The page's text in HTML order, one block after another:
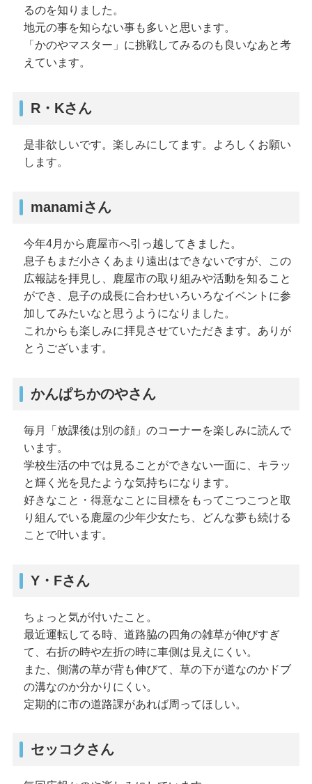
るのを知りました。
地元の事を知らない事も多いと思います。
「かのやマスター」に挑戦してみるのも良いなあと考
えています。
R・Kさん
是非欲しいです。楽しみにしてます。よろしくお願い
します。
manamiさん
今年4月から鹿屋市へ引っ越してきました。
息子もまだ小さくあまり遠出はできないですが、この
広報誌を拝見し、鹿屋市の取り組みや活動を知ること
ができ、息子の成長に合わせいろいろなイベントに参
加してみたいなと思うようになりました。
これからも楽しみに拝見させていただきます。ありが
とうございます。
かんぱちかのやさん
毎月「放課後は別の顔」のコーナーを楽しみに読んで
います。
学校生活の中では見ることができない一面に、キラッ
と輝く光を見たような気持ちになります。
好きなこと・得意なことに目標をもってこつこつと取
り組んでいる鹿屋の少年少女たち、どんな夢も続ける
ことで叶います。
Y・Fさん
ちょっと気が付いたこと。
最近運転してる時、道路脇の四角の雑草が伸びすぎ
て、右折の時や左折の時に車側は見えにくい。
また、側溝の草が背も伸びて、草の下が道なのかドブ
の溝なのか分かりにくい。
定期的に市の道路課があれば周ってほしい。
セッコクさん